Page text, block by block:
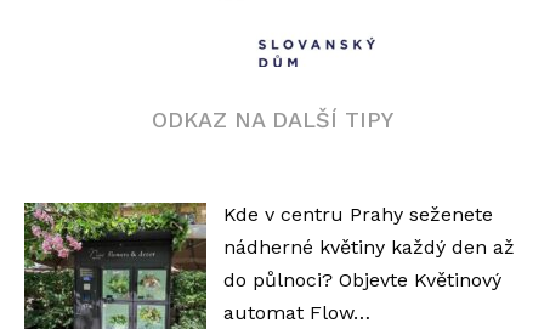
ODKAZ NA DALŠÍ TIPY
Kde v centru Prahy seženete
nádherné květiny každý den až
do půlnoci? Objevte Květinový
automat Flow…